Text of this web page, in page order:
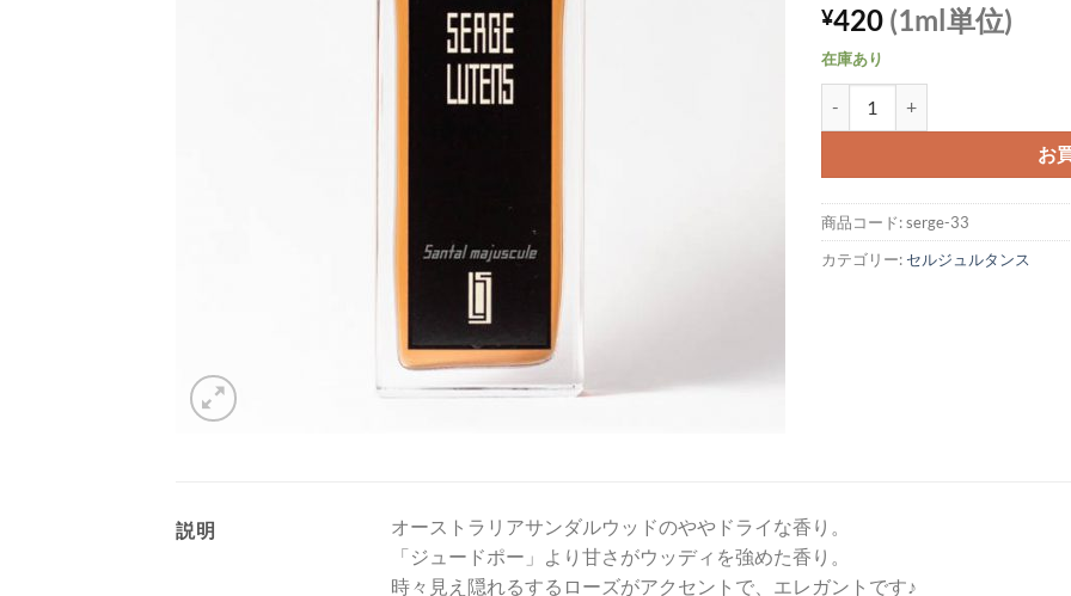
¥420 (1ml単位)
在庫あり
お
商品コード:serge-33
カテゴリー: セルジュルタンス
説明
オーストラリアサンダルウッドのややドライな香り。
「ジュードポー」より甘さがウッディを強めた香り。
時々見え隠れるするローズがアクセントで、エレガントです♪